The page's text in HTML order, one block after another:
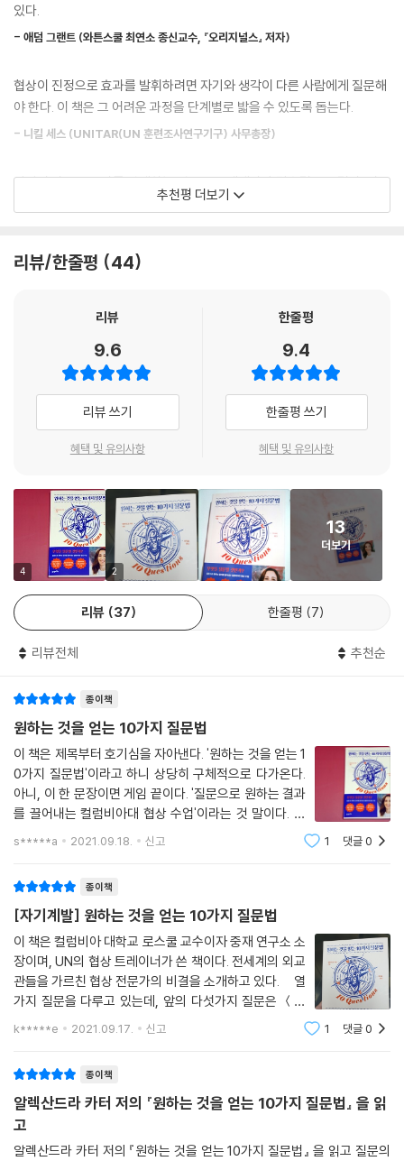
다. 둘째, 문제를 해결하는 데 도움이 되는 정보를 얻는다.
--- 「3장 자신의 감정을 인정하라」중에서
어떤 사람을 잘 안다고 해도, 그가 무엇을 선호하는지 알아내는 것이 항상
쉬운 일만은 아니다. 예를 들어, 어머니가 전화로 명절에 당신이 집에 오지
않아도 실망하지 않을 것이라고 말할 때, 어머니의 감정을 조금이라도 알
히 표현하지 않을 때도 그걸 이해할 수 있고, 사회적 상황을 재빨리 파악할
수 있으며, 이 기술을 사용해서 성공할 수 있다.
상대방의 요구 사항을 파고들어서 그것을 유발한 욕구를 알아내면, 갈등과
진짜 이유는 대부분 권리가 아니라 욕구 때문이다. 협상이 잘 안 풀리거나
결렬되는 이유 또한 대부분 욕구 때문이다. 그리고 다른 사람의 욕구를 알
아내면, 어려운 문제를 훨씬 더 쉽게 풀어갈 해결책을 만들어낼 수 있다.
않는다. 하지만 협상을 풀어나갈 때 무엇보다 기본이 되는 것은 정확한 정
는 없기 때문이다. 화술로 대화를 장악해 상대방을 제압하겠다는 자세로는
원하는 것을 얻을 수 없다. 저자는 “협상을 잘 하는 사람일수록 협상의 무
기는 엄포가 아니라 지식이라는 것을 잘 알고 있다”고 설명하며 협상에 대
나에게 먼저 물어야 할 다섯 가지 질문
모든 협상의 첫걸음은 문제가 무엇인지 파악하는 것이다. 우리는 해결책을
수록 인내심을 가지고 문제를 정의하는 데 충분한 시간을 가져야 하며, 그
렇지 않으면 다시 처음으로 돌아오게 되어 결과적으로 훨씬 더 많은 시간
을 소모하게 된다.
우리가 잘 아는 아이폰의 성공 또한 해결책을 찾는 것이 아니라 문제를 알
아내는 데에서 시작했다. 애플은 2001년 아이팟을 출시해 대성공을 거두
었지만, 스티브 잡스는 사람들이 들고 다닐 기기가 하나 더 추가되었을 뿐
PDA까지 짊어지고 다녀야 했다. 이제 문제는 전화, 인터넷, 음악 감상을
아우를 수 있는 하나의 기기를 만드는 것으로 바뀌었고, 잡스는 키보드나
터치펜이 필요 없는 단 하나의 기기를 개발해야 한다고 기술자들에게 지시
했다. 잡스는 문제를 정의하며 스마트폰의 개념을 구상한 셈이었다.
이처럼 문제를 정의하기 위한 첫 번째 질문을 넘어서면, 스스로에게 질문
을 던져 협상에 임하는 목적을 정리해야 한다. 어떤 욕구를 해결하기 위해
협상을 시작하는지, 협상 주제와 상대방에 대한 감정은 어떠한지 파악해야
적인 관점에 익숙할 뿐, 자신에게 질문을 던져야 한다는 생각조차 잘 하지
못한다. 1부에는 이를 넘어서서 협상 테이블에 앉기 전에 스스로 답해야 할
다섯 가지 질문이 정리되어 있다.
두려움을 넘어서서 협상에 임한다:
상대방을 파악하기 위한 다섯 가지 질문
협상의 가장 큰 장애물은 두려움이다. 두려움은 기본적으로 ‘나와 의견이
딪칠 때 우리는 소속된 집단에서 배제될 수 있다는 원초적인 두려움을 느
끼도록 진화해왔으며, 협상을 하면서는 이 감정을 수시로 느끼게 된다. 때
문에 우리는 상대방이 하는 말을 처음부터 막거나, 말을 하더라도 경청하
지 않게 된다. 하지만 상대방의 감정, 욕구 또는 협상 목적에 귀 기울이면
서로가 나아갈 방향을 설정하는 일이 더 수월해진다.
요구 사항을 파고들면 상대방의 생각과 행동을 바꿀 수 있다. 예를 들어 문
제가 심각해져 서로 소송을 제기하는 지경에 이르렀을 때 우리는 흔히 권
외적인 요소가 중요해 보이지만, 의외로 해결의 실마리는 감정이나 욕구와
관계있는 경우가 많다. 가령 부당 해고를 당한 노동자는 보상금이 아니라
복직을 통해 존엄성을 회복하고자 한다. 노동자가 가족을 부양하는 가장이
자 사회인으로서 지위를 되찾으려 한다면, 돈으로는 협상을 진전시킬 수
있다.
- 애덤 그랜트 (와튼스쿨 최연소 종신교수, 『오리지널스』 저자)
협상이 진정으로 효과를 발휘하려면 자기와 생각이 다른 사람에게 질문해
야 한다. 이 책은 그 어려운 과정을 단계별로 밟을 수 있도록 돕는다.
- 니킬 세스 (UNITAR(UN 훈련조사연구기구) 사무총장)
의견이 다른 누군가를 상대하는 일은 누구에게나 혼란스럽고 두렵다. 이
책은 이를 해소해 인간관계를 자신감 있게 이끌 수 있게 한다.
자)
긍’과 ’거절‘의 이분법에 갇힐 뿐, 이 책에서 설명하는 ’질문‘이라는 세 번째
방법은 떠올리지 못한다.
- 그렉 맥커운 ([하버드 비즈니스 리뷰] 칼럼니스트, 『에센셜리즘』 저자)
마치 저자가 나의 ’질문 코치‘가 되어 창의적으로 생각할 수 있도록 격려하
고 더 많은 것을 요구할 수 있는 용기를 주는 느낌이다.
것을 얻는가』 공저자)
단순한 질문 10개로 주제를 설명할 뿐 아니라 사람들의 삶에서 변화를 만
든 실제 에피소드들로 구성되어 있으며, 우리가 원하는 것을 요구하게 하
는 힘을 길러준다. 직장과 가정에서 끈끈하고 상대방에게도 도움이 되는
관계를 만들고자 하는 모든 직업인과 생활인이 꼭 읽어야 하는 책이다.
- 캐스린 민슈 (맥킨지 앤드 컴퍼니 컨설턴트, ’더 뮤즈’ 창업자)
추천평 더보기
리뷰/한줄평 44
리뷰
9.6
리뷰 쓰기
혜택 및 유의사항
한줄평
9.4
한줄평 쓰기
혜택 및 유의사항
4 2
13
더보기
리뷰 37 한줄평 7
리뷰전체 추천순
종이책
원하는 것을 얻는 10가지 질문법
이 책은 제목부터 호기심을 자아낸다. '원하는 것을 얻는 1
0가지 질문법'이라고 하니 상당히 구체적으로 다가온다.
아니, 이 한 문장이면 게임 끝이다. '질문으로 원하는 결과
를 끌어내는 컬럼비아대 협상 수업'이라는 것 말이다. 그
것만으로도 궁금했고. 꼭 읽고 싶고 배우고 싶다는 생각이
s*****a 2021.09.18. 신고 1 댓글0
종이책
[자기계발] 원하는 것을 얻는 10가지 질문법
이 책은 컬럼비아 대학교 로스쿨 교수이자 중재 연구소 소
장이며, UN의 협상 트레이너가 쓴 책이다. 전세계의 외교
관들을 가르친 협상 전문가의 비결을 소개하고 있다. 열
가지 질문을 다루고 있는데, 앞의 다섯가지 질문은 ＜나
를 돌아보는＞ 다섯가지 질문이고, 뒤의 다섯가지 질문은
k*****e 2021.09.17. 신고 1 댓글0
종이책
알렉산드라 카터 저의 『원하는 것을 얻는 10가지 질문법』 을 읽
고
알렉산드라 카터 저의 『원하는 것을 얻는 10가지 질문법』 을 읽고 질문의